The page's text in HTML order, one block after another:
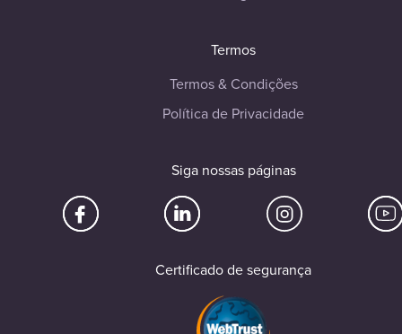
Termos
Termos & Condições
Política de Privacidade
Siga nossas páginas
Certificado de segurança